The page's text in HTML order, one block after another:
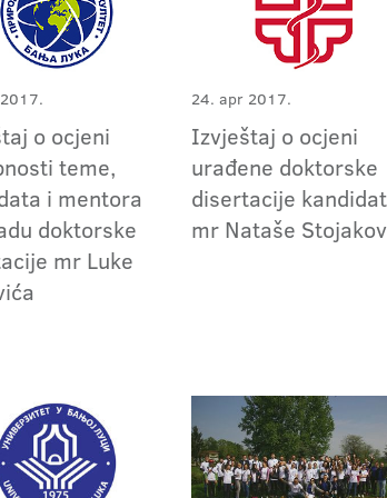
o ocjeni
teme,
i mentora
doktorske
mr Luke
24. apr 2017.
Izvještaj o ocjeni
urađene doktorske
disertacije
mr Nataše